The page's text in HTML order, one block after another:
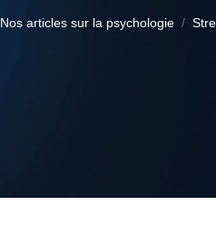
Nos articles sur la psychologie